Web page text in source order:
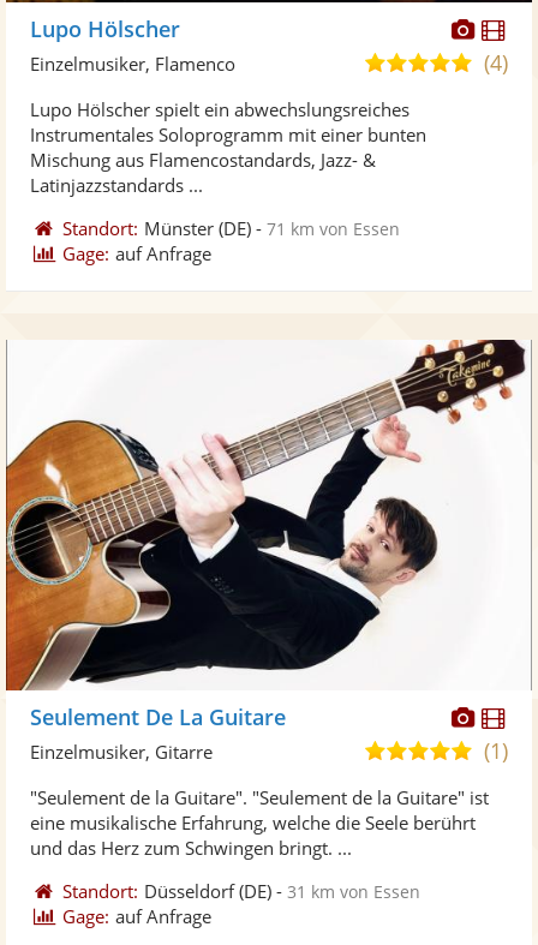
Lupo Hölscher
4,9(4)
Einzelmusiker, Flamenco
Lupo Hölscher spielt ein abwechslungsreiches
Instrumentales Soloprogramm mit einer bunten
Mischung aus Flamencostandards, Jazz- &
Latinjazzstandards ...
Standort: Münster (DE) -71 km von Essen
Gage: auf Anfrage
Fotos
Seulement De La Guitare
5,0
5
(1)
Einzelmusiker, Gitarre
"Seulement de la Guitare". "Seulement de la Guitare" ist
eine musikalische Erfahrung, welche die Seele berührt
und das Herz zum Schwingen bringt. ...
Standort: Düsseldorf(DE) -31 km von Essen
Gage: auf Anfrage